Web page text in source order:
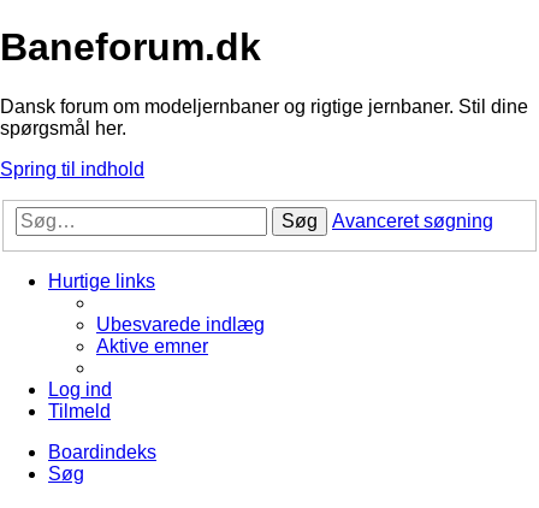
Baneforum.dk
Dansk forum om modeljernbaner og rigtige jernbaner. Stil dine
spørgsmål her.
Spring til indhold
Søg Avanceret søgning
Hurtige links
Ubesvarede indlæg
Aktive emner
Log ind
Tilmeld
Boardindeks
Søg